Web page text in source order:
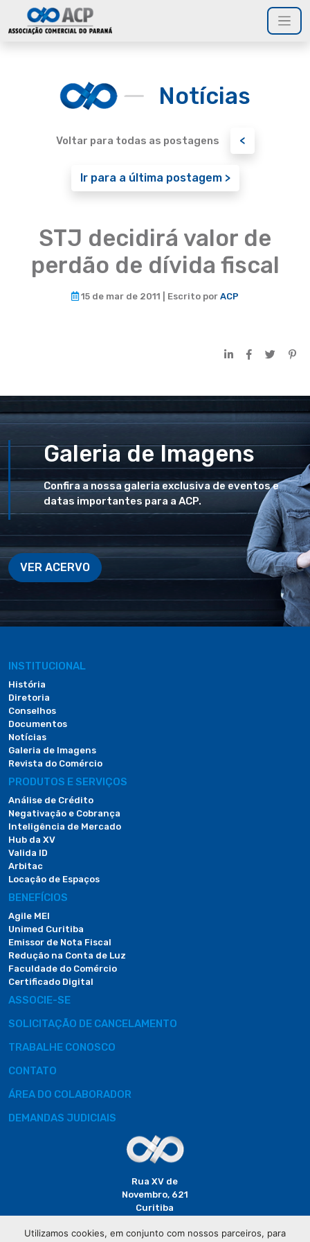
Notícias
Voltar para todas as postagens <
Ir para a última postagem >
STJ decidirá valor de
perdão de dívida fiscal
15 de mar de 2011 | Escrito por ACP
Galeria de Imagens
Confira a nossa galeria exclusiva de eventos e
datas importantes para a ACP.
VER ACERVO
INSTITUCIONAL
História
Diretoria
Conselhos
Documentos
Notícias
Galeria de Imagens
Revista do Comércio
PRODUTOS E SERVIÇOS
Análise de Crédito
Negativação e Cobrança
Inteligência de Mercado
Hub da XV
Valida ID
Arbitac
Locação de Espaços
BENEFÍCIOS
Agile MEI
Unimed Curitiba
Emissor de Nota Fiscal
Redução na Conta de Luz
Faculdade do Comércio
Certificado Digital
ASSOCIE-SE
SOLICITAÇÃO DE CANCELAMENTO
TRABALHE CONOSCO
CONTATO
ÁREA DO COLABORADOR
DEMANDAS JUDICIAIS
Rua XV de
Novembro, 621
Curitiba
Utilizamos cookies, em conjunto com nossos parceiros, para